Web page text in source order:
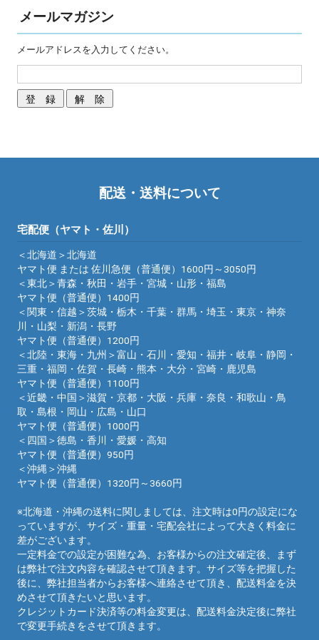
メールマガジン
メールアドレスを入力してください。
配送・送料について
宅配便（ヤマト・佐川）
＜北海道＞北海道
ヤマト便 または 佐川急便（普通便）1600円～3050円
＜東北＞青森・秋田・岩手・宮城・山形・福島
ヤマト便（普通便）1400円
＜関東・信越＞茨城・栃木・千葉・群馬・埼玉・東京・神奈
川・山梨・新潟・長野
ヤマト便（普通便）1200円
＜北陸・東海・九州＞富山・石川・愛知・福井・岐阜・静岡・
三重・福岡・佐賀・長崎・熊本・大分・宮崎・鹿児島
ヤマト便（普通便）1100円
＜近畿・中国＞滋賀・京都・大阪・兵庫・奈良・和歌山・鳥
取・島根・岡山・広島・山口
ヤマト便（普通便）1000円
＜四国＞徳島・香川・愛媛・高知
ヤマト便（普通便）950円
＜沖縄＞沖縄
ヤマト便（普通便）1320円～3660円
※北海道・沖縄の送料に関しましては、注文時は0円の設定にな
っていますが、サイズ・重量・宅配会社によって大きく料金に
差がございます。
一定料金での設定が困難な為、お客様からの注文確定後、まず
は弊社で注文内容を確認させて頂きます。サイズ等を把握した
後に、弊社担当者からお客様へ連絡させて頂き、配送料金を決
めさせて頂きたいと思います。
クレジットカード決済等の料金変更は、配送料金決定後に弊社
で変更手続きをさせて頂きます。